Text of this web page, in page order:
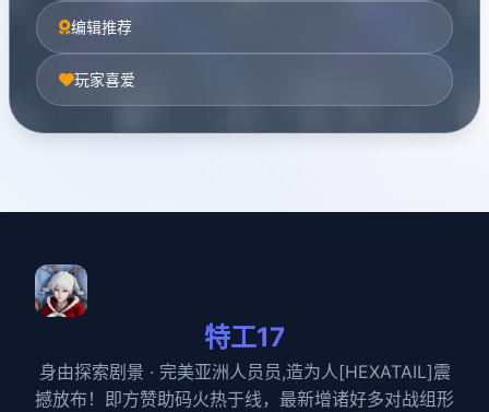
编辑推荐
玩家喜爱
特工17
身由探索剧景 · 完美亚洲人员员,造为人[HEXATAIL]震
撼放布！即方赞助码火热于线，最新增诸好多对战组形